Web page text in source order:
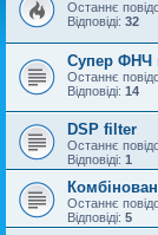
Останнє
Відповіді: 32
Супер ФНЧ
Останнє
Відповіді: 14
DSP filter
Останнє
Відповіді: 1
Останнє
Відповіді: 5